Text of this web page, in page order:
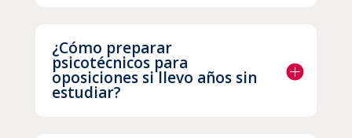
¿Cómo preparar
psicotécnicos para
oposiciones si llevo años sin
estudiar?